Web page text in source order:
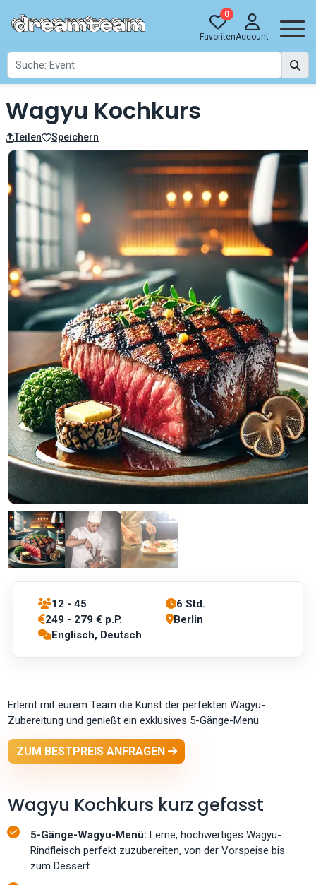
0
FavoritenAccount
Wagyu Kochkurs
Teilen Speichern
12 - 45
6 Std.
249 - 279 € p.P.
Berlin
Englisch, Deutsch
Erlernt mit eurem Team die Kunst der perfekten Wagyu-
Zubereitung und genießt ein exklusives 5-Gänge-Menü
ZUM BESTPREIS ANFRAGEN
Wagyu Kochkurs kurz gefasst
5-Gänge-Wagyu-Menü: Lerne, hochwertiges Wagyu-
Rindfleisch perfekt zuzubereiten, von der Vorspeise bis
zum Dessert